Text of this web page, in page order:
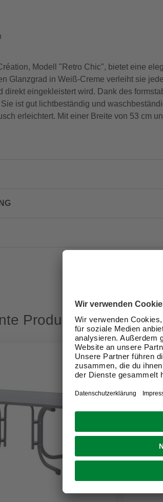
Modell "Retro Chic", bietet eine
Glanzgrad in Weiß-Creme verleiht sie
direkt eingekleistert wird. Dank des
ist gut lichtbeständig und
erleichtert. Mit einer Breite von 53 cm
Produkte